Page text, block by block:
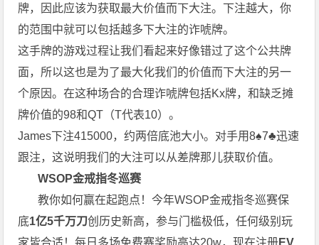
牌，因此应该为获取最大价值而下大注。下注越大，你
的范围中就可以包括越多下大注的诈唬牌。
这手牌的游戏过程让我们看起来好像错过了这个公共牌
面，所以这也是为了最大化我们的价值而下大注的另一
个原因。在这种场合的合理诈唬牌包括Kx牌，和缺乏摊
牌价值的98和QT（T代表10）。
James下注415000，约两倍底池大小。对手用8♠7♣迅速
跟注，这说明我们的大注可以从差牌那儿获取价值。
WSOP金戒指冬巡赛
教你如何赢在起跑点！今年WSOP金戒指冬巡赛保
底1亿5千万刀创历史新高，参与门槛极低，任何级别玩